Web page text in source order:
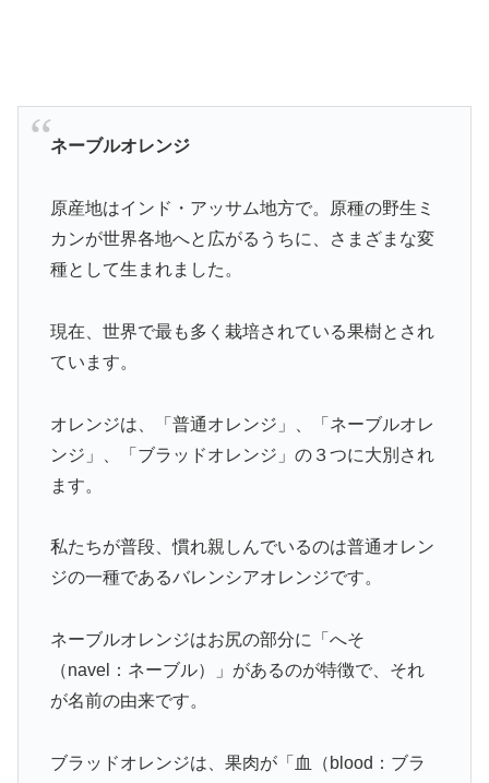
ネーブルオレンジ
原産地はインド・アッサム地方で。原種の野生ミ
カンが世界各地へと広がるうちに、さまざまな変
種として生まれました。
現在、世界で最も多く栽培されている果樹とされ
ています。
オレンジは、「普通オレンジ」、「ネーブルオレ
ンジ」、「ブラッドオレンジ」の３つに大別され
ます。
私たちが普段、慣れ親しんでいるのは普通オレン
ジの一種であるバレンシアオレンジです。
ネーブルオレンジはお尻の部分に「へそ
（navel：ネーブル）」があるのが特徴で、それ
が名前の由来です。
ブラッドオレンジは、果肉が「血（blood：ブラ